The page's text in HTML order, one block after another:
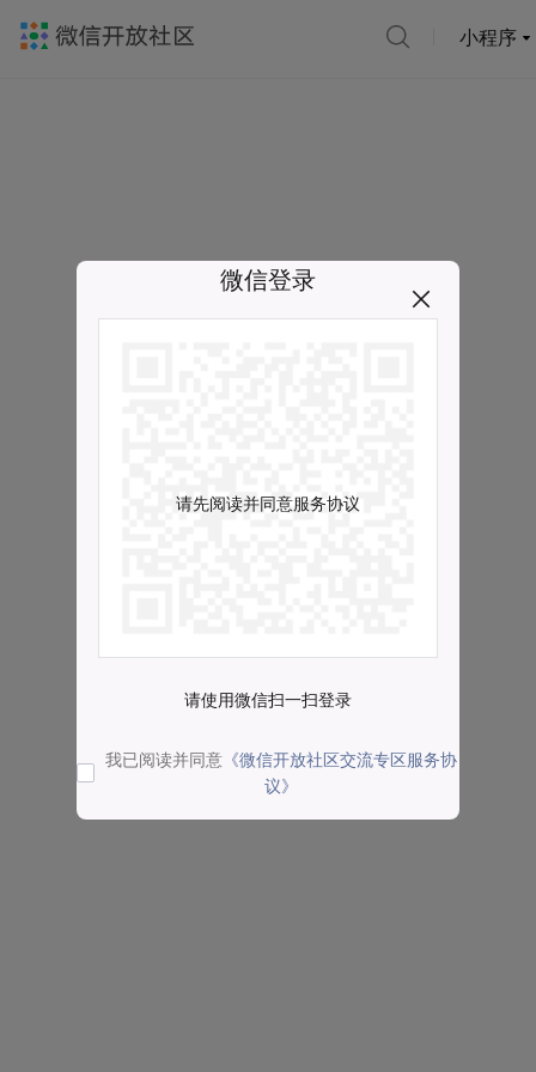
小程序
微信登录
请先阅读并同意服务协议
请使用微信扫一扫登录
我已阅读并同意 《微信开放社区交流专区服务协
议》